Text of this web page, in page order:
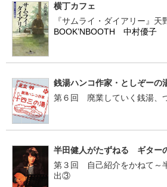
横丁カフェ
『サムライ・ダイアリー』天
BOOK’NBOOTH 中村優子
銭湯ハンコ作家・としぞーの
第６回 廃業していく銭湯、
半田健人がたずねる ギター
第３回 自己紹介をかねて～
出③